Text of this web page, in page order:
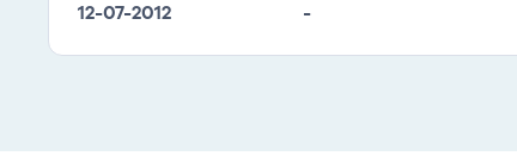
12-07-2012
-